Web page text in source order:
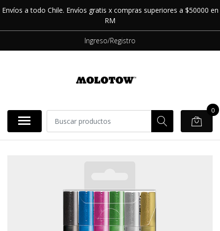
Envíos a todo Chile. Envíos gratis x compras superiores a $50000 en
RM
Ingreso/Registro
0